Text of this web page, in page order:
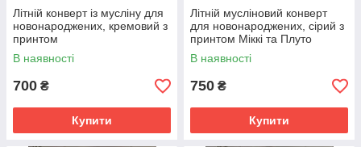
Літній конверт із мусліну для
новонароджених, кремовий з
принтом
В наявності
700 ₴
Купити
Літній мусліновий конверт
для новонароджених, сірий з
принтом Міккі та Плуто
В наявності
750 ₴
Купити